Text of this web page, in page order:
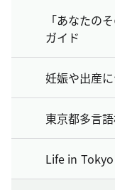
「あなたの
ガイド
妊娠や出産
東京都多言
Life in